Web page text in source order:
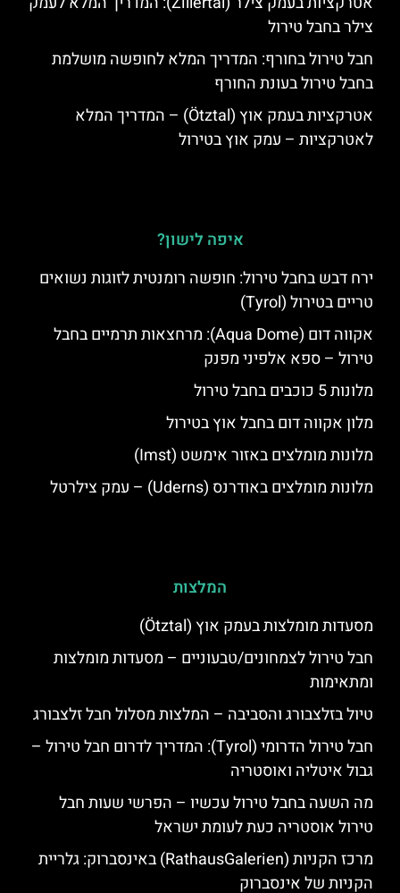
צילר בחבל טירול
חבל טירול בחורף: המדריך המלא לחופשה מושלמת
בחבל טירול בעונת החורף
אטרקציות בעמק אוץ (Ötztal) – המדריך המלא
לאטרקציות – עמק אוץ בטירול
איפה לישון?
ירח דבש בחבל טירול: חופשה רומנטית לזוגות נשואים
טריים בטירול (Tyrol)
אקווה דום (Aqua Dome): מרחצאות תרמיים בחבל
טירול – ספא אלפיני מפנק
מלונות 5 כוכבים בחבל טירול
מלון אקווה דום בחבל אוץ בטירול
מלונות מומלצים באזור אימשט (Imst)
מלונות מומלצים באודרנס (Uderns) – עמק צילרטל
המלצות
מסעדות מומלצות בעמק אוץ (Ötztal)
חבל טירול לצמחונים/טבעוניים – מסעדות מומלצות
ומתאימות
טיול בזלצבורג והסביבה – המלצות מסלול חבל זלצבורג
חבל טירול הדרומי (Tyrol): המדריך לדרום חבל טירול –
גבול איטליה ואוסטריה
מה השעה בחבל טירול עכשיו – הפרשי שעות חבל
טירול אוסטריה כעת לעומת ישראל
מרכז הקניות (RathausGalerien) באינסברוק: גלריית
הקניות של אינסברוק